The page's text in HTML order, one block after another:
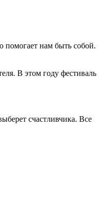
помогает нам быть собой.
В этом году фестиваль
счастливчика. Все